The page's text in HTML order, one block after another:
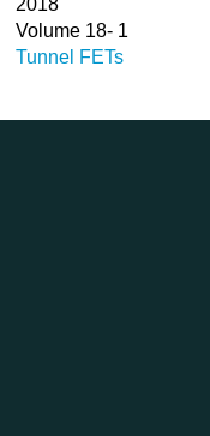
2018
Volume 18- 1
Tunnel FETs